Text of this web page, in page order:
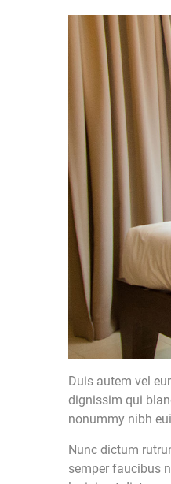
Duis autem vel
dignissim qui
nonummy nibh
Nunc dictum
semper faucibus